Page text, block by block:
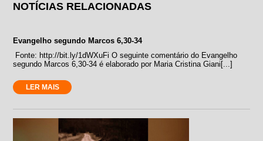
NOTÍCIAS RELACIONADAS
Evangelho segundo Marcos 6,30-34
Fonte: http://bit.ly/1dWXuFi O seguinte comentário do Evangelho
segundo Marcos 6,30-34 é elaborado por Maria Cristina Giani[...]
LER MAIS